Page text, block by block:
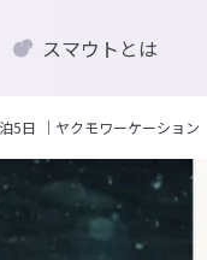
スマウトとは
5日 ｜ヤクモワーケーション